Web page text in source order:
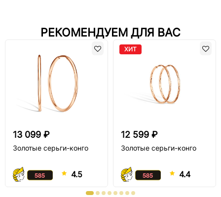
РЕКОМЕНДУЕМ ДЛЯ ВАС
13 099 ₽
Золотые серьги-конго
4.5
ХИТ
12 599 ₽
Золотые серьги-конго
4.4